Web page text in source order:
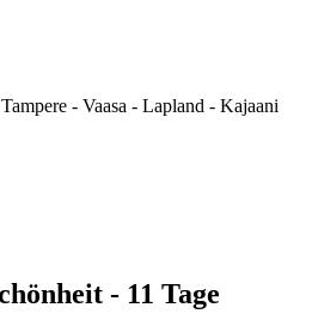
- Vaasa - Lapland - Kajaani
- 11 Tage